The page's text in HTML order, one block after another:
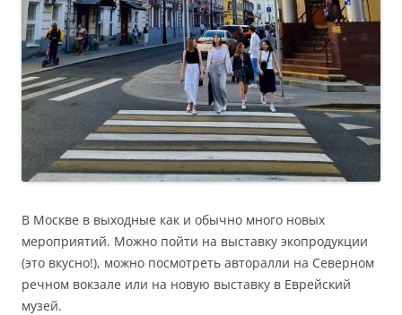
В Москве в выходные как и обычно много новых
мероприятий. Можно пойти на выставку экопродукции
(это вкусно!), можно посмотреть авторалли на Северном
речном вокзале или на новую выставку в Еврейский
музей.